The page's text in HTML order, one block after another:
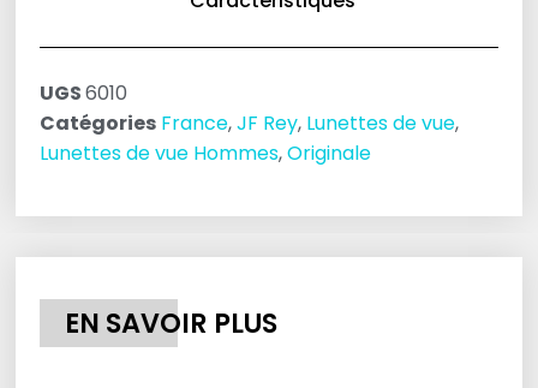
UGS6010
Catégories France,JF Rey, Lunettes de vue,
Lunettes de vue Hommes,Originale
EN SAVOIR PLUS